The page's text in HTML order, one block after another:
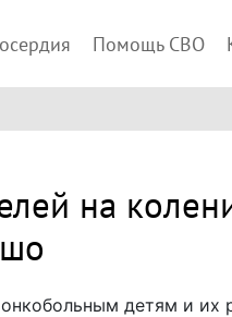
Помощь СВО
на
детям и их